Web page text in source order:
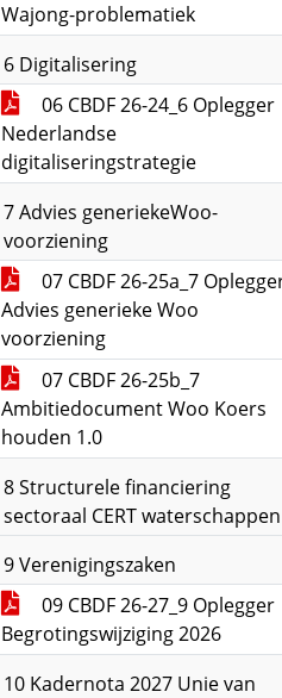
Wajong-problematiek
6 Digitalisering
06 CBDF 26-24_6 Oplegger
Nederlandse
digitaliseringstrategie
7 Advies generiekeWoo-
voorziening
07 CBDF 26-25a_7
Advies generieke Woo
voorziening
07 CBDF 26-25b_7
Ambitiedocument Woo Koers
houden 1.0
8 Structurele financiering
sectoraal CERT waterschappen
9 Verenigingszaken
09 CBDF 26-27_9 Oplegger
Begrotingswijziging 2026
10 Kadernota 2027 Unie van